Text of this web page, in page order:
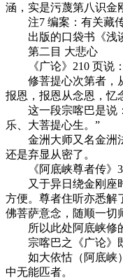
涵，实是污蔑第八识金
注7 编案：有关藏传
出版的口袋书《浅谈
第二目 大悲心
《广论》210 页说：
修菩提心次第者，从
报恩，报恩从念恩，忆
这一段宗喀巴是说：
乐、大菩提心生。”
金洲大师又名金洲法
还是弃显从密了。
《阿底峡尊者传》34
又于异日绕金刚座时
方便。尊者住听亦悉解
佛菩萨意念，随顺一切
所以此处阿底峡修的
宗喀巴之《广论》既
如大依怙（阿底峡）
中无能匹者。